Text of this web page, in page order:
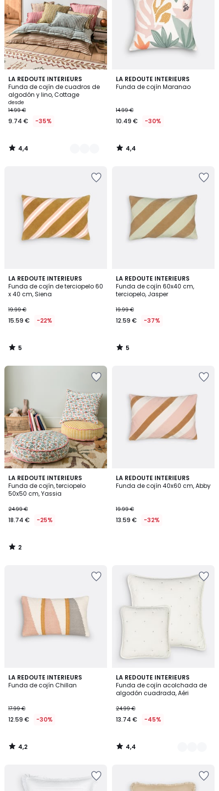
LA REDOUTE INTERIEURS
Funda de cojín de cuadros de
algodón y lino, Cottage
desde
14.99 €
9.74 € -35%
4,4
/ 5
5
Colores
4,4
/
LA REDOUTE INTERIEURS
Funda de cojín Maranao
14.99 €
10.49 € -30%
4,4
/ 5
4,4
/
LA REDOUTE INTERIEURS
Funda de cojín de terciopelo 60
x 40 cm, Siena
19.99 €
15.59 € -22%
5
/
5
5
/
LA REDOUTE INTERIEURS
Funda de cojín 60x40 cm,
terciopelo, Jasper
19.99 €
12.59 € -37%
5
/
5
5
/
LA REDOUTE INTERIEURS
Funda de cojín, terciopelo
50x50 cm, Yassia
24.99 €
18.74 € -25%
2
/
5
2
/
LA REDOUTE INTERIEURS
Funda de cojín 40x60 cm, Abby
19.99 €
13.59 € -32%
LA REDOUTE INTERIEURS
Funda de cojín Chillan
17.99 €
12.59 € -30%
4,2
/ 5
4,2
/
LA REDOUTE INTERIEURS
Funda de cojín acolchada de
algodón cuadrada, Aéri
24.99 €
13.74 € -45%
4,4
/ 5
3
Colores
4,4
/